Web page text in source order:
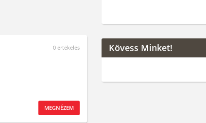
0 értékelés
MEGNÉZEM
Kövess Minket!